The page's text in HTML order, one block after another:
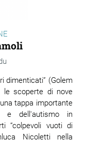
dimenticati” (Golem
le scoperte di nove
tappa importante
e dell'autismo in
“colpevoli vuoti di
Nicoletti nella